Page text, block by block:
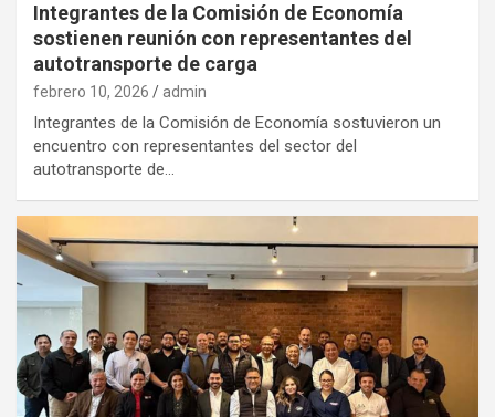
Integrantes de la Comisión de Economía
sostienen reunión con representantes del
autotransporte de carga
febrero 10, 2026 admin
Integrantes de la Comisión de Economía sostuvieron un
encuentro con representantes del sector del
autotransporte de…